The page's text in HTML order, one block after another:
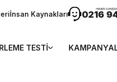
İnsan Kaynakları
HEMEN
0216
TESTI